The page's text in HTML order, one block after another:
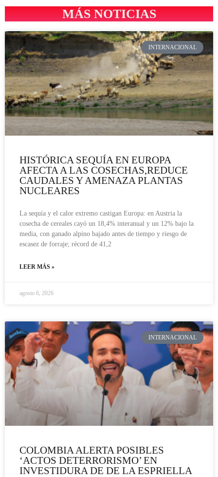
MÁS NOTICIAS
INTERNACIONAL
HISTÓRICA SEQUÍA EN EUROPA
AFECTA A LAS COSECHAS,REDUCE
CAUDALES Y AMENAZA PLANTAS
NUCLEARES
La sequía y el calor extremo castigan Europa: en Austria la
cosecha de cereales cayó un 18,4% interanual y un 12% bajo la
media, con ganado alpino bajado antes de tiempo y riesgo de
escasez de forraje; récord de 41,2
LEER MÁS »
agosto 6, 2026
INTERNACIONAL
COLOMBIA ALERTA POSIBLES
‘ACTOS DETERRORISMO’ EN
INVESTIDURA DE DE LA ESPRIELLA